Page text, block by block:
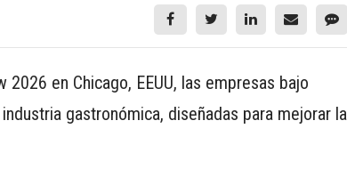
en Chicago, EEUU, las empresas bajo
gastronómica, diseñadas para mejorar la